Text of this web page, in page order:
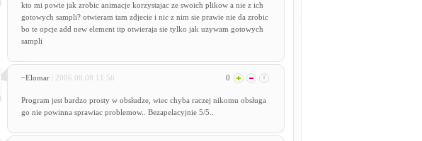
kto mi powie jak zrobic animacje korzystajac ze swoich plikow a nie z ich
gotowych sampli? otwieram tam zdjecie i nic z nim sie prawie nie da zrobic
bo te opcje add new element itp otwieraja sie tylko jak uzywam gotowych
sampli
~Elomar | 2006.08.08 11:56 0
Program jest bardzo prosty w obsłudze, wiec chyba raczej nikomu obsługa
go nie powinna sprawiac problemow.. Bezapelacyjnie 5/5..